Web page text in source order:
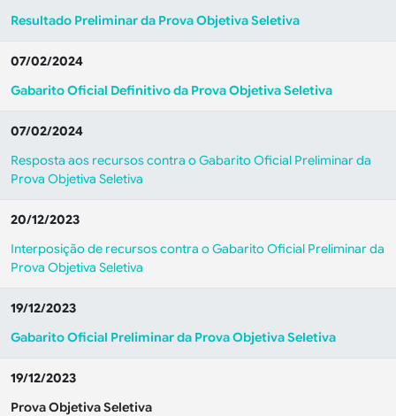
Resultado Preliminar da Prova Objetiva Seletiva
07/02/2024
Gabarito Oficial Definitivo da Prova Objetiva Seletiva
07/02/2024
Resposta aos recursos contra o Gabarito Oficial Preliminar da
Prova Objetiva Seletiva
20/12/2023
Interposição de recursos contra o Gabarito Oficial Preliminar da
Prova Objetiva Seletiva
19/12/2023
Gabarito Oficial Preliminar da Prova Objetiva Seletiva
19/12/2023
Prova Objetiva Seletiva